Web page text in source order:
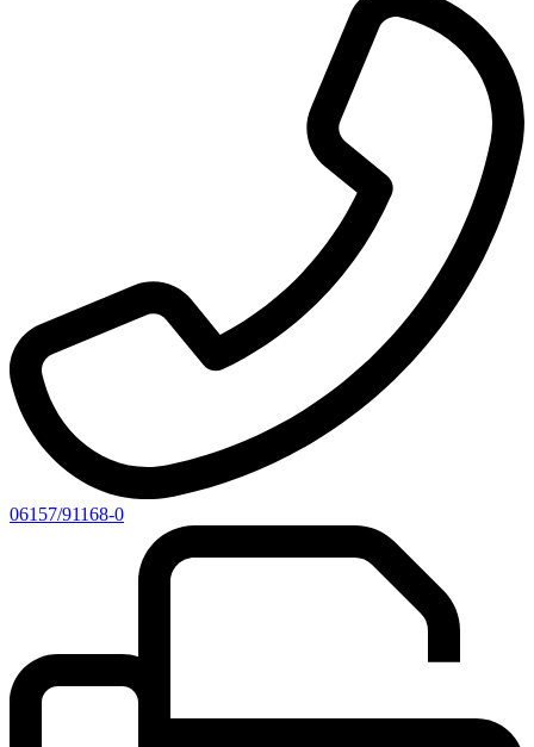
06157/91168-0